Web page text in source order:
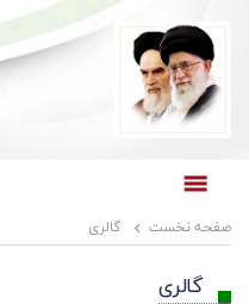
صفحه نخست گالری
گالری